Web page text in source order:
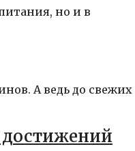
но и в
А ведь до свежих